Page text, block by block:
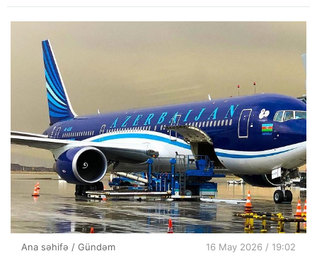
Ana səhifə / Gündəm 16 May 2026 / 19:02